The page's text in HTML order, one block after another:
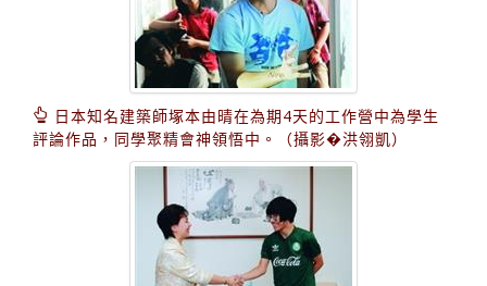
日本知名建築師塚本由晴在為期4天的工作營中為學生
評論作品，同學聚精會神領悟中。（攝影�洪翎凱）